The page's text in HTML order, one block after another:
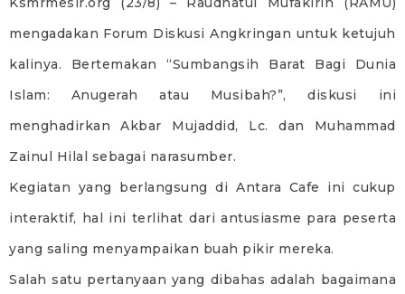
mengadakan Forum Diskusi Angkringan untuk ketujuh
kalinya. Bertemakan “Sumbangsih Barat Bagi Dunia
Islam: Anugerah atau Musibah?”, diskusi ini
menghadirkan Akbar Mujaddid, Lc. dan Muhammad
Zainul Hilal sebagai narasumber.
Kegiatan yang berlangsung di Antara Cafe ini cukup
interaktif, hal ini terlihat dari antusiasme para peserta
yang saling menyampaikan buah pikir mereka.
Salah satu pertanyaan yang dibahas adalah bagaimana